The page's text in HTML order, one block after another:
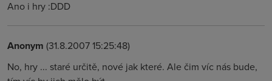
Ano i hry :DDD
Anonym (31.8.2007 15:25:48)
No, hry ... staré určitě, nové jak které. Ale čim víc nás bude,